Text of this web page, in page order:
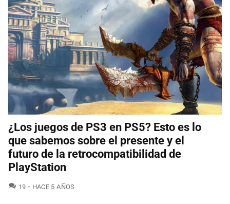
¿Los juegos de PS3 en PS5? Esto es lo
que sabemos sobre el presente y el
futuro de la retrocompatibilidad de
PlayStation
19 COMENTARIOS
HACE 5 AÑOS